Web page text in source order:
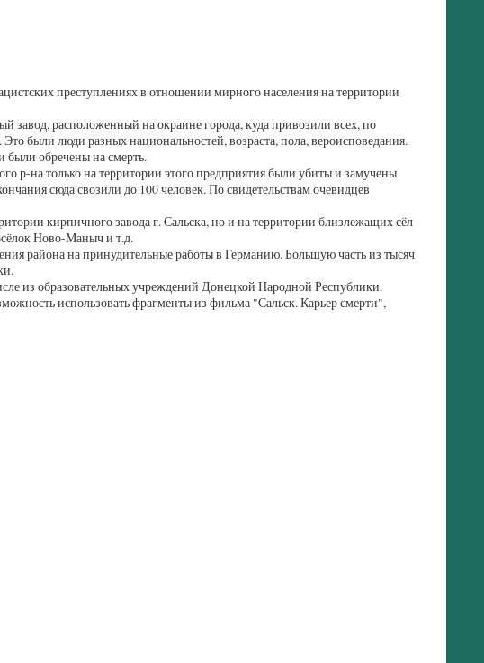
преступлениях в отношении мирного населения на территории
завод, расположенный на окраине города, куда привозили всех, по
были люди разных национальностей, возраста, пола, вероисповедания.
были обречены на смерть.
р-на только на территории этого предприятия были убиты и замучены
сюда свозили до 100 человек. По свидетельствам очевидцев
кирпичного завода г. Сальска, но и на территории близлежащих сёл
Ново-Маныч и т.д.
района на принудительные работы в Германию. Большую часть из тысяч
из образовательных учреждений Донецкой Народной Республики.
использовать фрагменты из фильма "Сальск. Карьер смерти",